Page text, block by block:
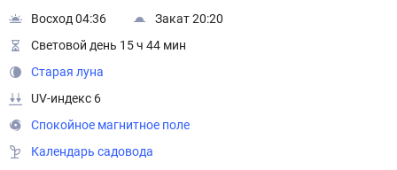
Восход 04:36
Закат 20:20
Световой день 15 ч 44 мин
Старая луна
UV-индекс 6
Спокойное магнитное поле
Календарь садовода